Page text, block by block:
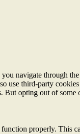
navigate through
use third-party
But opting out of
properly. This